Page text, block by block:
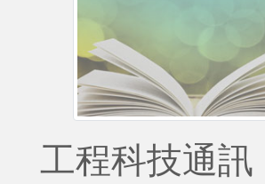
工程科技通訊